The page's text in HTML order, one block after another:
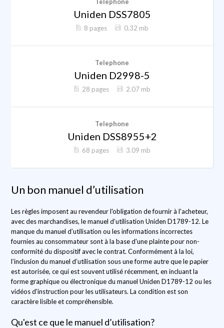
Uniden DSS7805
8 pages 0.32 mb
Telephone
Uniden D2998-5
28 pages 2.07 mb
Telephone
Uniden DSS8955+2
68 pages 3.09 mb
Un bon manuel d’utilisation
Les règles imposent au revendeur l'obligation de fournir à l'acheteur,
avec des marchandises, le manuel d’utilisation Uniden D1789-12. Le
manque du manuel d’utilisation ou les informations incorrectes
fournies au consommateur sont à la base d'une plainte pour non-
conformité du dispositif avec le contrat. Conformément à la loi,
l’inclusion du manuel d’utilisation sous une forme autre que le papier
est autorisée, ce qui est souvent utilisé récemment, en incluant la
forme graphique ou électronique du manuel Uniden D1789-12 ou les
vidéos d'instruction pour les utilisateurs. La condition est son
caractère lisible et compréhensible.
Qu'est ce que le manuel d’utilisation?